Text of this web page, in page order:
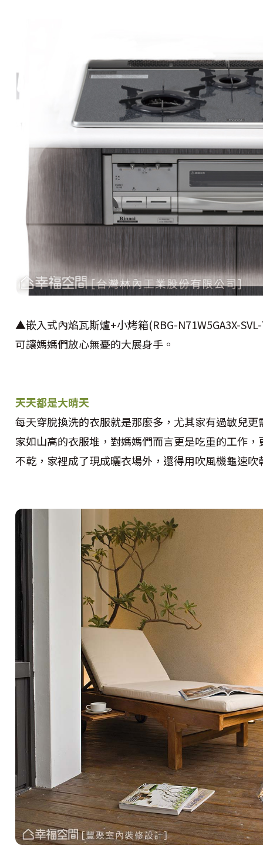
▲嵌入式內焰瓦斯爐+小烤箱(RBG-N71W5GA3X-
可讓媽媽們放心無憂的大展身手。
天天都是大晴天
每天穿脫換洗的衣服就是那麼多，尤其家有過敏兒
家如山高的衣服堆，對媽媽們而言更是吃重的工作
不乾，家裡成了現成曬衣場外，還得用吹風機龜速吹